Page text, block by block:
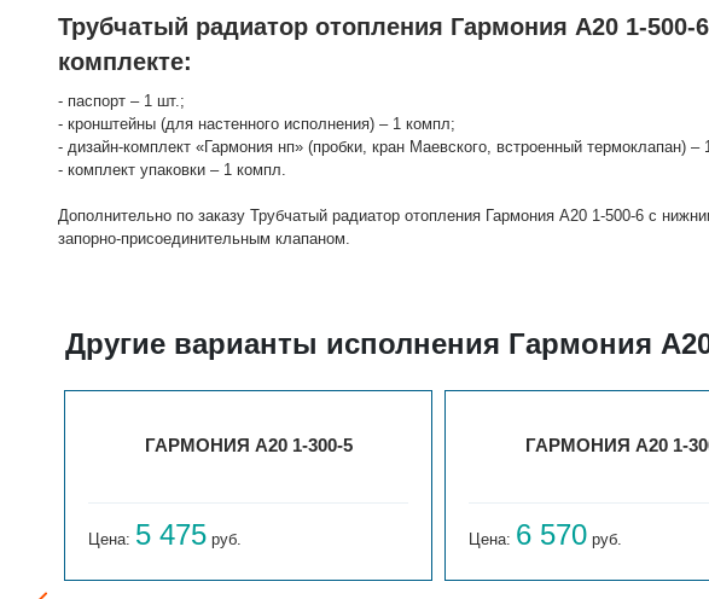
Трубчатый радиатор отопления Гармония А20 1-
комплекте:
- паспорт – 1 шт.;
- кронштейны (для настенного исполнения) – 1 компл;
- дизайн-комплект «Гармония нп» (пробки, кран Маевского, встроенный термоклапан) –
- комплект упаковки – 1 компл.
Дополнительно по заказу Трубчатый радиатор отопления Гармония А20 1-500-6 с
запорно-присоединительным клапаном.
Другие варианты исполнения Гармония
ГАРМОНИЯ А20 1-300-5
Цена: 5 475 руб.
ГАРМОНИЯ А20 1-
Цена: 6 570 руб.